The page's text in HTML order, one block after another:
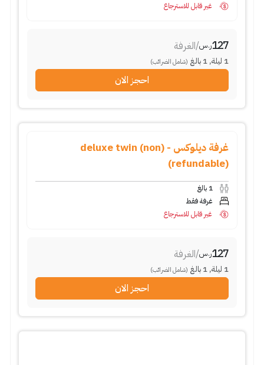
غير قابل للاسترجاع
127ر.س/الغرفة
1 ليلة,
1 بالغ (شامل الضرائب)
احجز الان
غرفة ديلوكس - (deluxe twin (non
refundable))
1 بالغ
غرفة فقط
غير قابل للاسترجاع
127ر.س/الغرفة
1 ليلة,
1 بالغ (شامل الضرائب)
احجز الان